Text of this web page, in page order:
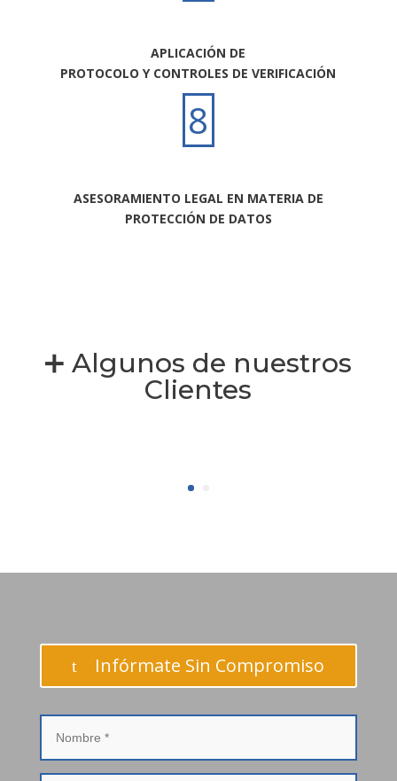
APLICACIÓN DE
PROTOCOLO Y CONTROLES DE VERIFICACIÓN
8
ASESORAMIENTO LEGAL EN MATERIA DE
PROTECCIÓN DE DATOS
➕ Algunos de nuestros
Clientes
Infórmate Sin Compromiso